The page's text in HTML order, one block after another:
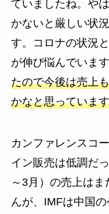
ていましたね。や
かないと厳しい状
す。コロナの状況
が伸び悩んでいます
たので今後は売上
かなと思っていま
カンファレンスコ
イン販売は低調だ
～3月）の売上は
んが、IMFは中国